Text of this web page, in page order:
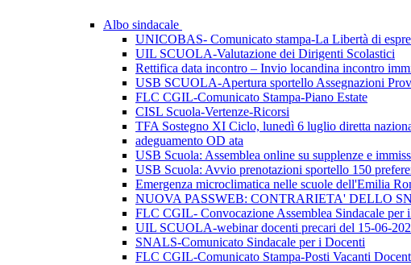
Albo sindacale
UNICOBAS- Comunicato stampa-La Libertà di
UIL SCUOLA-Valutazione dei Dirigenti Scolastici
Rettifica data incontro – Invio locandina incontro
USB SCUOLA-Apertura sportello Assegnazioni
FLC CGIL-Comunicato Stampa-Piano Estate
CISL Scuola-Vertenze-Ricorsi
TFA Sostegno XI Ciclo, lunedì 6 luglio diretta
adeguamento OD ata
USB Scuola: Assemblea online su supplenze e
USB Scuola: Avvio prenotazioni sportello 150
Emergenza microclimatica nelle scuole dell'Emilia
NUOVA PASSWEB: CONTRARIETA' DELLO
FLC CGIL- Convocazione Assemblea Sindacale per
UIL SCUOLA-webinar docenti precari del 15-06-
SNALS-Comunicato Sindacale per i Docenti
FLC CGIL-Comunicato Stampa-Posti Vacanti